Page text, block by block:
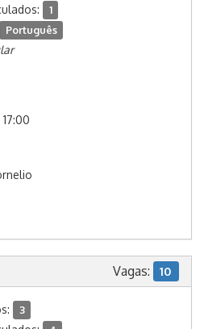
1
Português
Vagas: 10
3